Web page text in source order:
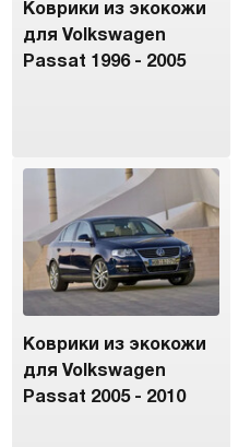
Коврики из экокожи
для Volkswagen
Passat 1996 - 2005
Коврики из экокожи
для Volkswagen
Passat 2005 - 2010